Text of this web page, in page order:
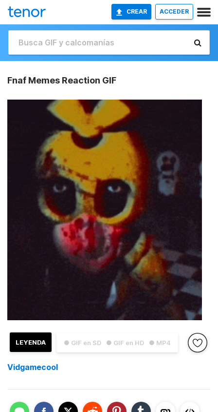
CREAR ACCEDER
Fnaf Memes Reaction GIF
● GIF en SD ● GIF en HD ● MP4
LEYENDA
Vidgamecool